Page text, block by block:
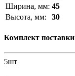
Ширина, мм: 45
Высота, мм:
30
Комплект поставки
5шт